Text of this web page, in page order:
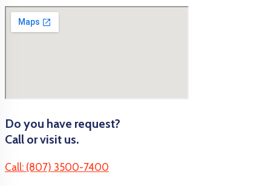
Do you have request?
Call or visit us.
Call: (807) 3500-7400